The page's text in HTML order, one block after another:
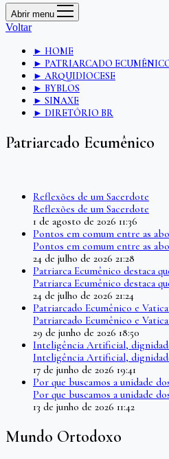
Abrir menu
Voltar
► HOME
► PATRIARCADO
► ARQUIDIOCESE
► BYBLOS
► SINAXE
► DIRETÓRIO BR
Patriarcado Ecumênico
Reflexões de um Sacerdote
Reflexões de um Sacerdote
1 de agosto de 2026 11:36
Pontos em comum entre as
Pontos em comum entre as
24 de julho de 2026 21:28
Patriarca Ecumênico destaca
Patriarca Ecumênico destaca
24 de julho de 2026 21:24
Patriarcado Ecumênico e
Patriarcado Ecumênico e
29 de junho de 2026 18:50
Inteligência Artificial,
Inteligência Artificial,
17 de junho de 2026 19:41
Por que buscamos a unidade
Por que buscamos a unidade
13 de junho de 2026 11:42
Mundo Ortodoxo